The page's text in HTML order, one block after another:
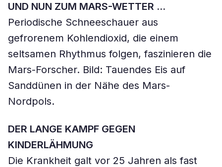
UND NUN ZUM MARS-WETTER …
Periodische Schneeschauer aus
gefrorenem Kohlendioxid, die einem
seltsamen Rhythmus folgen, faszinieren die
Mars-Forscher. Bild: Tauendes Eis auf
Sanddünen in der Nähe des Mars-
Nordpols.
DER LANGE KAMPF GEGEN
KINDERLÄHMUNG
Die Krankheit galt vor 25 Jahren als fast